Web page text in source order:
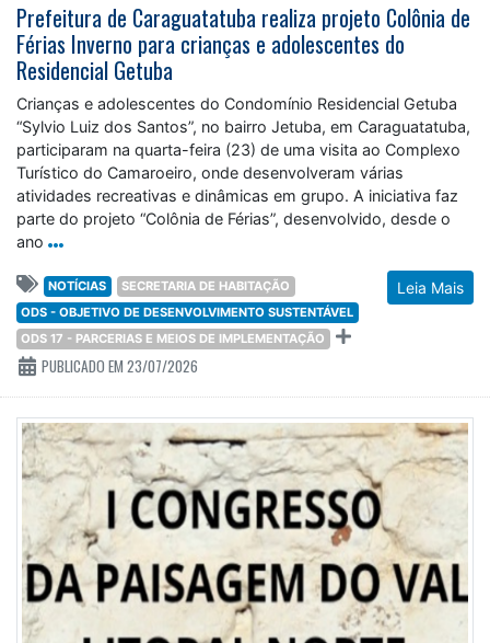
Prefeitura de Caraguatatuba realiza projeto Colônia de
Férias Inverno para crianças e adolescentes do
Residencial Getuba
Crianças e adolescentes do Condomínio Residencial Getuba
“Sylvio Luiz dos Santos”, no bairro Jetuba, em Caraguatatuba,
participaram na quarta-feira (23) de uma visita ao Complexo
Turístico do Camaroeiro, onde desenvolveram várias
atividades recreativas e dinâmicas em grupo. A iniciativa faz
parte do projeto “Colônia de Férias”, desenvolvido, desde o
ano
Leia Mais
NOTÍCIAS
SECRETARIA DE HABITAÇÃO
ODS - OBJETIVO DE DESENVOLVIMENTO SUSTENTÁVEL
ODS 17 - PARCERIAS E MEIOS DE IMPLEMENTAÇÃO
PUBLICADO EM 23/07/2026